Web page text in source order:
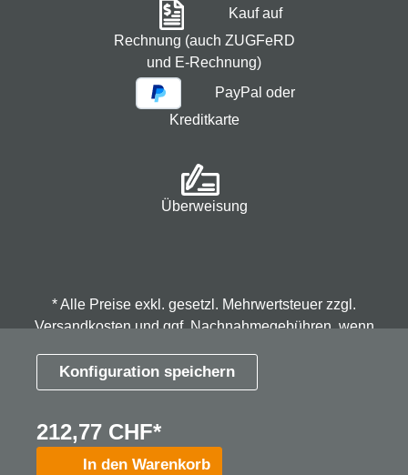
Konfiguration speichern
212,77 CHF*
In den Warenkorb
Kauf auf
Rechnung (auch ZUGFeRD
und E-Rechnung)
PayPal oder
Kreditkarte
Überweisung
* Alle Preise exkl. gesetzl. Mehrwertsteuer zzgl.
Versandkostenund ggf. Nachnahmegebühren, wenn